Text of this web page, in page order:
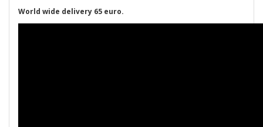
World wide delivery 65 euro.